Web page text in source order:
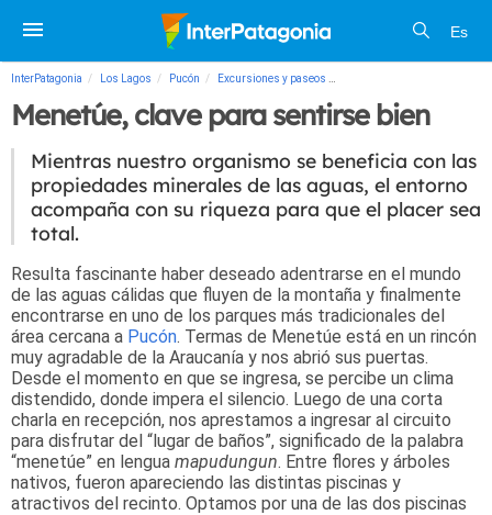
Es
InterPatagonia Los Lagos Pucón Excursiones y paseos
Menetúe, clave para sentirse bien
Mientras nuestro organismo se beneficia con las
propiedades minerales de las aguas, el entorno
acompaña con su riqueza para que el placer sea
total.
Resulta fascinante haber deseado adentrarse en el mundo
de las aguas cálidas que fluyen de la montaña y finalmente
encontrarse en uno de los parques más tradicionales del
área cercana a Pucón. Termas de Menetúe está en un rincón
muy agradable de la Araucanía y nos abrió sus puertas.
Desde el momento en que se ingresa, se percibe un clima
distendido, donde impera el silencio. Luego de una corta
charla en recepción, nos aprestamos a ingresar al circuito
para disfrutar del “lugar de baños”, significado de la palabra
“menetúe” en lengua mapudungun. Entre flores y árboles
nativos, fueron apareciendo las distintas piscinas y
atractivos del recinto. Optamos por una de las dos piscinas